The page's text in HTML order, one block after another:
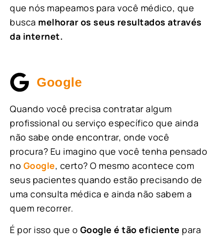
que nós mapeamos para você médico, que
busca melhorar os seus resultados através
da internet.
Google
Quando você precisa contratar algum
profissional ou serviço específico que ainda
não sabe onde encontrar, onde você
procura? Eu imagino que você tenha pensado
no Google, certo? O mesmo acontece com
seus pacientes quando estão precisando de
uma consulta médica e ainda não sabem a
quem recorrer.
É por isso que o Google é tão eficiente para